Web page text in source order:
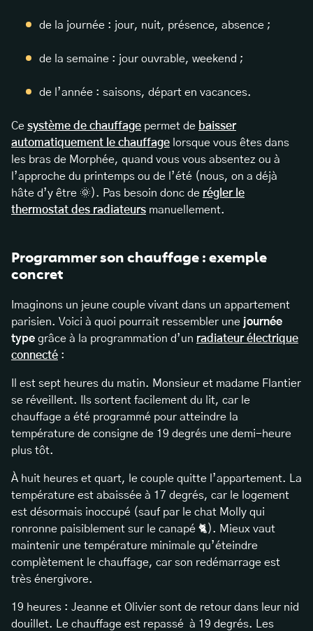
de la journée : jour, nuit, présence, absence ;
de la semaine : jour ouvrable, weekend ;
de l’année : saisons, départ en vacances.
Ce système de chauffage permet de baisser
automatiquement le chauffage lorsque vous êtes dans
les bras de Morphée, quand vous vous absentez ou à
l’approche du printemps ou de l’été (nous, on a déjà
hâte d’y être 🌞). Pas besoin donc de régler le
thermostat des radiateurs manuellement.
Programmer son chauffage : exemple
concret
Imaginons un jeune couple vivant dans un appartement
parisien. Voici à quoi pourrait ressembler une journée
type grâce à la programmation d’un radiateur électrique
connecté :
Il est sept heures du matin. Monsieur et madame Flantier
se réveillent. Ils sortent facilement du lit, car le
chauffage a été programmé pour atteindre la
température de consigne de 19 degrés une demi-heure
plus tôt.
À huit heures et quart, le couple quitte l’appartement. La
température est abaissée à 17 degrés, car le logement
est désormais inoccupé (sauf par le chat Molly qui
ronronne paisiblement sur le canapé 🐈). Mieux vaut
maintenir une température minimale qu’éteindre
complètement le chauffage, car son redémarrage est
très énergivore.
19 heures : Jeanne et Olivier sont de retour dans leur nid
douillet. Le chauffage est repassé à 19 degrés. Les